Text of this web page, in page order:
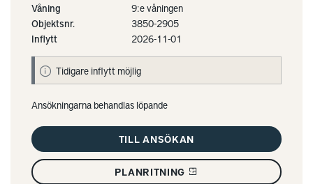
Våning
9:e våningen
Objektsnr.
3850-2905
Inflytt
2026-11-01
Tidigare inflytt möjlig
Ansökningarna behandlas löpande
TILL ANSÖKAN
PLANRITNING